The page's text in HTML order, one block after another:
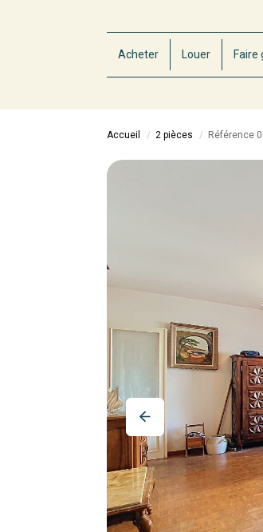
Acheter Louer Faire
Accueil 2 pièces Référence